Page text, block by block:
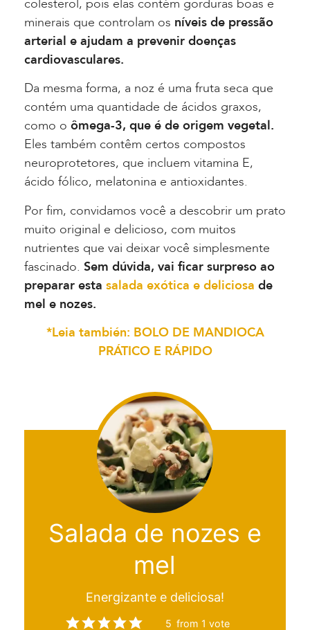
colesterol, pois elas contém gorduras boas e
minerais que controlam os níveis de pressão
arterial e ajudam a prevenir doenças
cardiovasculares.
Da mesma forma, a noz é uma fruta seca que
contém uma quantidade de ácidos graxos,
como o ômega-3, que é de origem vegetal.
Eles também contêm certos compostos
neuroprotetores, que incluem vitamina E,
ácido fólico, melatonina e antioxidantes.
Por fim, convidamos você a descobrir um prato
muito original e delicioso, com muitos
nutrientes que vai deixar você simplesmente
fascinado. Sem dúvida, vai ficar surpreso ao
preparar esta salada exótica e deliciosa de
mel e nozes.
*Leia también: BOLO DE MANDIOCA
PRÁTICO E RÁPIDO
Salada de nozes e
mel
Energizante e deliciosa!
5 from 1 vote